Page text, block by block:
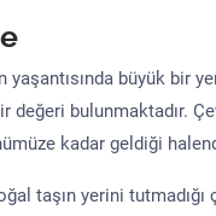
büyük bir
değeri bulunmaktadır.
kadar geldiği
taşın yerini